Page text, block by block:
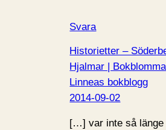
Svara
Historietter –
Hjalmar |
Linneas bokblogg
2014-09-02
[…] var inte så länge